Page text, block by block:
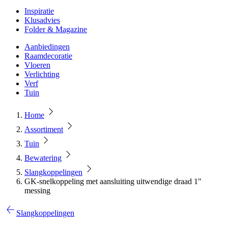
Inspiratie
Klusadvies
Folder & Magazine
Aanbiedingen
Raamdecoratie
Vloeren
Verlichting
Verf
Tuin
Home
Assortiment
Tuin
Bewatering
Slangkoppelingen
GK-snelkoppeling met aansluiting uitwendige draad 1"
messing
Slangkoppelingen